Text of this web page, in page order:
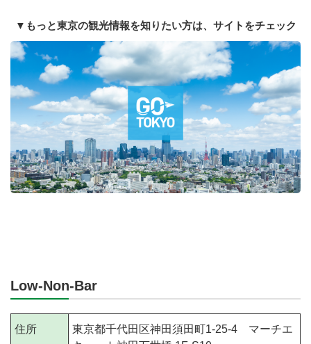
▼もっと東京の観光情報を知りたい方は、サイトをチェック
Low-Non-Bar
住所
東京都千代田区神田須田町1-25-4 マーチエ